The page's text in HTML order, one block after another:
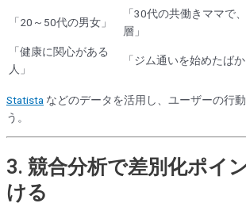
「20～50代の男女」
「30代の共働きママで
層」
「健康に関心がある
人」
「ジム通いを始めたば
Statista などのデータを活用し、ユーザーの行
う。
3. 競合分析で差別化ポイ
ける